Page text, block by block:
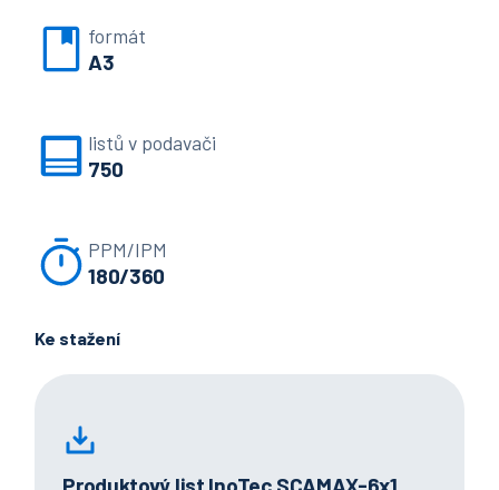
formát
A3
listů v podavači
750
PPM/IPM
180/360
Ke stažení